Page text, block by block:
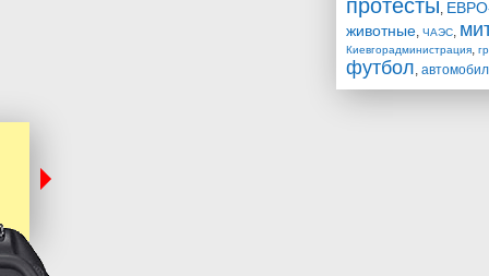
протесты,
животные, ЧАЭС,
Киевгорадминистрация,
футбол,